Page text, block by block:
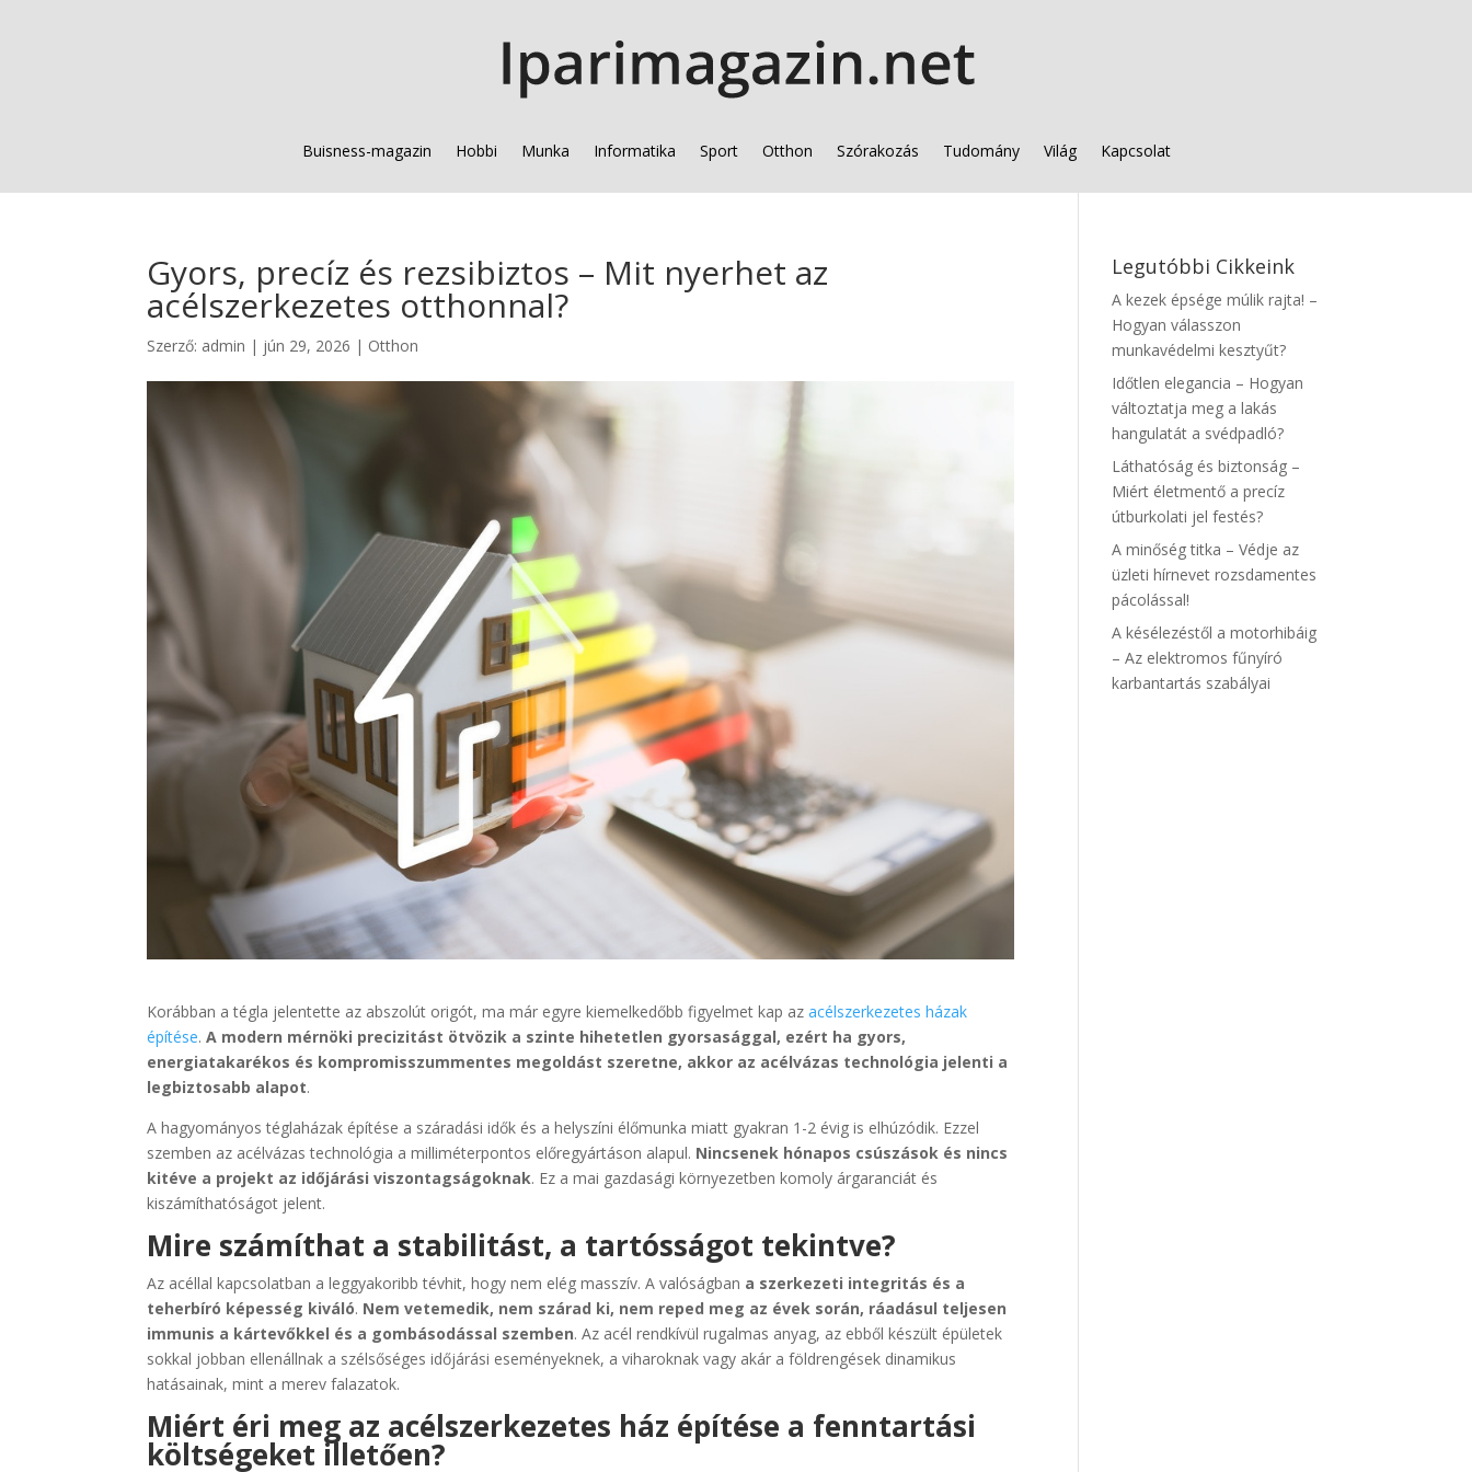
Buisness-magazin Hobbi Munka Informatika Sport Otthon Szórakozás Tudomány Világ Kapcsolat
Gyors, precíz és rezsibiztos – Mit nyerhet az
acélszerkezetes otthonnal?
Szerző: admin | jún 29, 2026 | Otthon
Korábban a tégla jelentette az abszolút origót, ma már egyre kiemelkedőbb figyelmet kap azacélszerkezetes házak
építése.A modern mérnöki precizitást ötvözik a szinte hihetetlen gyorsasággal, ezért ha gyors,
energiatakarékos és kompromisszummentes megoldást szeretne, akkor az acélvázas technológia jelenti a
legbiztosabb alapot.
A hagyományos téglaházak építése a száradási idők és a helyszíni élőmunka miatt gyakran 1-2 évig is elhúzódik. Ezzel
szemben az acélvázas technológia a milliméterpontos előregyártáson alapul. Nincsenek hónapos csúszások és nincs
kitéve a projekt az időjárási viszontagságoknak. Ez a mai gazdasági környezetben komoly árgaranciát és
kiszámíthatóságot jelent.
Mire számíthat a stabilitást, a tartósságot tekintve?
Az acéllal kapcsolatban a leggyakoribb tévhit, hogy nem elég masszív. A valóságban a szerkezeti integritás és a
teherbíró képesség kiváló. Nem vetemedik, nem szárad ki, nem reped meg az évek során, ráadásul teljesen
immunis a kártevőkkel és a gombásodással szemben. Az acél rendkívül rugalmas anyag, az ebből készült épületek
sokkal jobban ellenállnak a szélsőséges időjárási eseményeknek, a viharoknak vagy akár a földrengések dinamikus
hatásainak, mint a merev falazatok.
Miért éri meg az acélszerkezetes ház építése a fenntartási
költségeket illetően?
Legutóbbi Cikkeink
A kezek épsége múlik rajta! –
Hogyan válasszon
munkavédelmi kesztyűt?
Időtlen elegancia – Hogyan
változtatja meg a lakás
hangulatát a svédpadló?
Láthatóság és biztonság –
Miért életmentő a precíz
útburkolati jel festés?
A minőség titka – Védje az
üzleti hírnevet rozsdamentes
pácolással!
A késélezéstől a motorhibáig
– Az elektromos fűnyíró
karbantartás szabályai